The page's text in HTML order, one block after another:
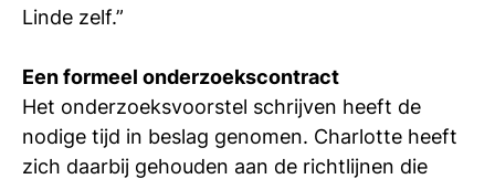
Linde zelf.”
Een formeel onderzoekscontract
Het onderzoeksvoorstel schrijven heeft de
nodige tijd in beslag genomen. Charlotte heeft
zich daarbij gehouden aan de richtlijnen die